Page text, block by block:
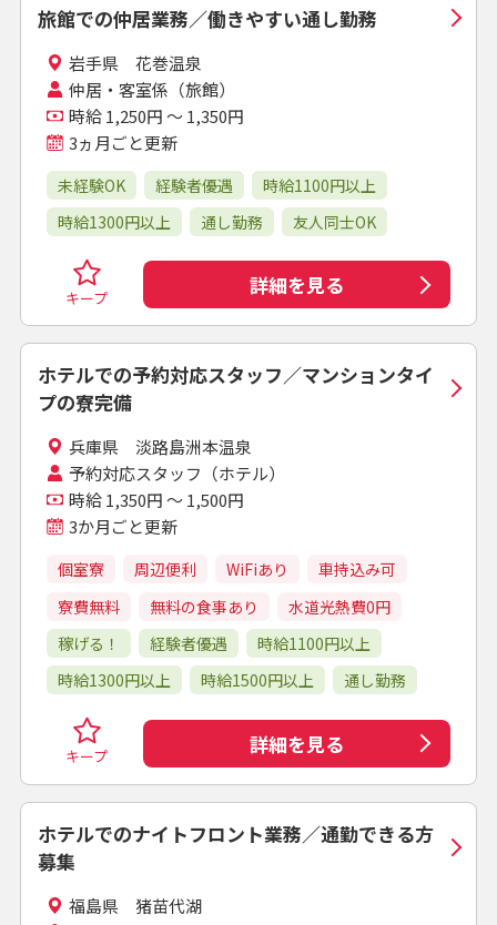
旅館での仲居業務／働きやすい通し勤務
岩手県 花巻温泉
仲居・客室係（旅館）
時給 1,250円 ～ 1,350円
3ヵ月ごと更新
未経験OK 経験者優遇
時給1100円以上
時給1300円以上
通し勤務 友人同士OK
キープ 詳細を見る
ホテルでの予約対応スタッフ／マンションタイ
プの寮完備
兵庫県 淡路島洲本温泉
予約対応スタッフ（ホテル）
時給 1,350円 ～ 1,500円
3か月ごと更新
個室寮 周辺便利 WiFiあり
車持込み可
寮費無料
無料の食事あり
水道光熱費0円
稼げる！
経験者優遇
時給1100円以上
時給1300円以上
時給1500円以上 通し勤務
キープ 詳細を見る
ホテルでのナイトフロント業務／通勤できる方
募集
福島県 猪苗代湖